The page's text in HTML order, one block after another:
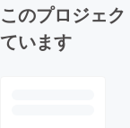
このプロジェ
ています